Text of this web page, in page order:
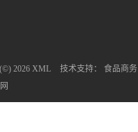
2026 XML 技术支持： 食品商务